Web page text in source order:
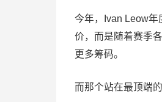
今年，Ivan Leow
价，而是随着赛季
更多筹码。
而那个站在最顶端